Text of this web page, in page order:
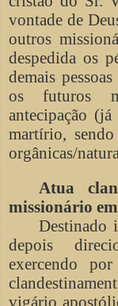
vontade de
outros
despedida os
demais
os futuros
antecipação
martírio,
orgânicas/
Atua
missionário
Destinado
depois
exercendo
vigário